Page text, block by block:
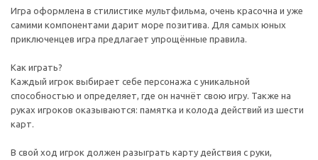
Игра оформлена в стилистике мультфильма, очень красочна и уже
самими компонентами дарит море позитива. Для самых юных
приключенцев игра предлагает упрощённые правила.
Как играть?
Каждый игрок выбирает себе персонажа с уникальной
способностью и определяет, где он начнёт свою игру. Также на
руках игроков оказываются: памятка и колода действий из шести
карт.
В свой ход игрок должен разыграть карту действия с руки,